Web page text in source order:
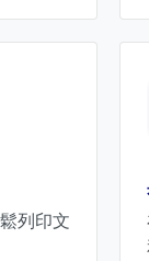
列印文